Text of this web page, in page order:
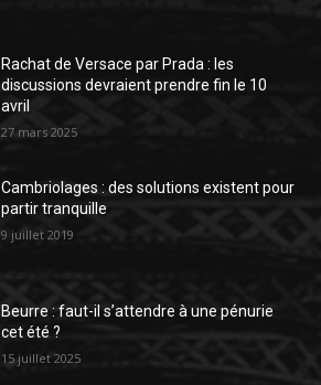
Rachat de Versace par Prada : les
discussions devraient prendre fin le 10
avril
27 mars 2025
Cambriolages : des solutions existent pour
partir tranquille
9 juillet 2019
Beurre : faut-il s’attendre à une pénurie
cet été ?
15 juillet 2025